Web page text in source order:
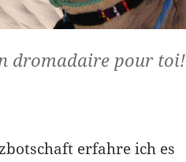
dromadaire pour toi!
erfahre ich es